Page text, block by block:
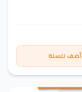
أضف للسلة